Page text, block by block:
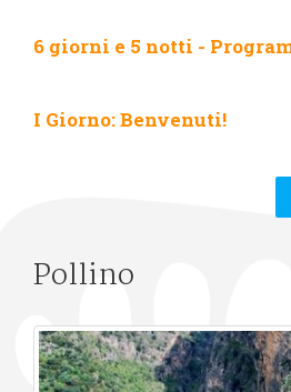
6 giorni e 5 notti -
I Giorno: Benvenuti!
Pollino